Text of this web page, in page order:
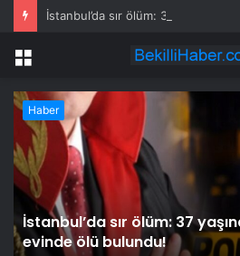
Menü
Haber
İstanbul’da sır ölüm: 37
evinde ölü bulundu!